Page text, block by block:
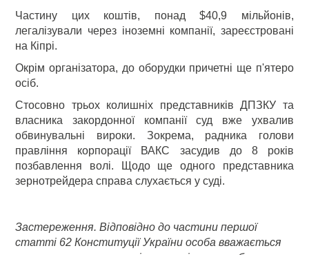
Частину цих коштів, понад $40,9 мільйонів,
легалізували через іноземні компанії, зареєстровані
на Кіпрі.
Окрім організатора, до оборудки причетні ще п'ятеро
осіб.
Стосовно трьох колишніх представників ДПЗКУ та
власника закордонної компанії суд вже ухвалив
обвинувальні вироки. Зокрема, радника голови
правління корпорації ВАКС засудив до 8 років
позбавлення волі. Щодо ще одного представника
зернотрейдера справа слухається у суді.
Застереження. Відповідно до частини першої
статті 62 Конституції України особа вважається